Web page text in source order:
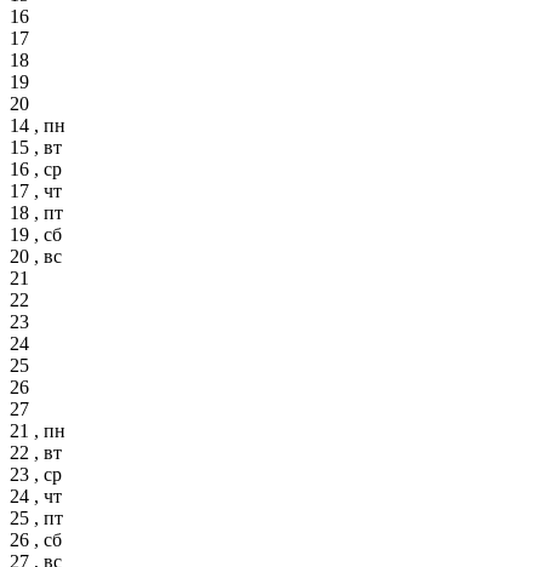
16
17
18
19
20
14 , пн
15 , вт
16 , ср
17 , чт
18 , пт
19 , сб
20 , вс
21
22
23
24
25
26
27
21 , пн
22 , вт
23 , ср
24 , чт
25 , пт
26 , сб
27 , вс